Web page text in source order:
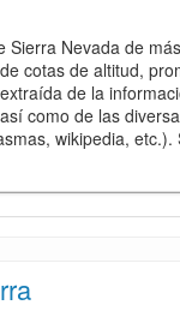
Sierra Nevada de
cotas de altitud,
de la
como de las
wikipedia,